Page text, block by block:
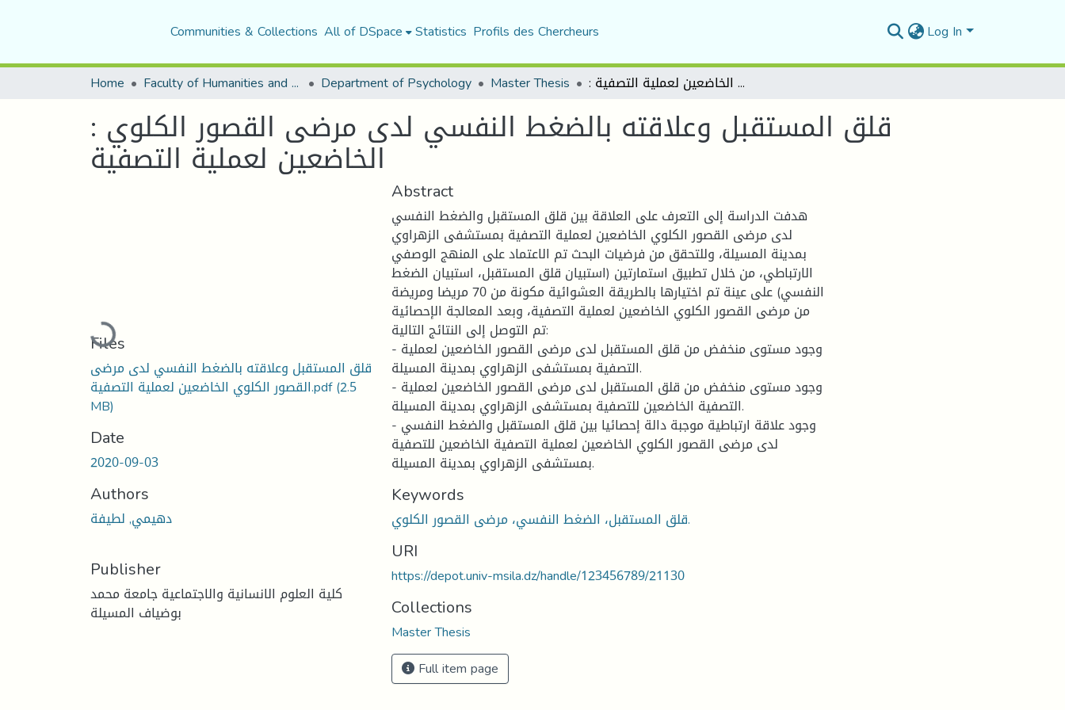
Communities & Collections All of DSpace Statistics Profils des Chercheurs Log In
Home Faculty of Humanities and Social Sciences Department of Psychology Master Thesis : قلق المستقبل وعلاقته بالضغط النفسي لدى مرضى القصور الكلوي الخاضعين لعملية التصفية
: قلق المستقبل وعلاقته بالضغط النفسي لدى مرضى القصور الكلوي
الخاضعين لعملية التصفية
Loading...
Files
قلق المستقبل وعلاقته بالضغط النفسي لدى مرضى
القصور الكلوي الخاضعين لعملية التصفية.pdf(2.5
MB)
Date
2020-09-03
Authors
دهيمي, لطيفة
Publisher
كلية العلوم الانسانية والاجتماعية جامعة محمد
بوضياف المسيلة
Abstract
هدفت الدراسة إلى التعرف على العلاقة بين قلق المستقبل والضغط النفسي
لدى مرضى القصور الكلوي الخاضعين لعملية التصفية بمستشفى الزهراوي
بمدينة المسيلة، وللتحقق من فرضيات البحث تم الاعتماد على المنهج الوصفي
الارتباطي، من خلال تطبيق استمارتين (استبيان قلق المستقبل، استبيان الضغط
النفسي) على عينة تم اختيارها بالطريقة العشوائية مكونة من 70 مريضا ومريضة
من مرضى القصور الكلوي الخاضعين لعملية التصفية، وبعد المعالجة الإحصائية
تم التوصل إلى النتائج التالية:
- وجود مستوى منخفض من قلق المستقبل لدى مرضى القصور الخاضعين لعملية
التصفية بمستشفى الزهراوي بمدينة المسيلة.
- وجود مستوى منخفض من قلق المستقبل لدى مرضى القصور الخاضعين لعملية
التصفية الخاضعين للتصفية بمستشفى الزهراوي بمدينة المسيلة.
- وجود علاقة ارتباطية موجبة دالة إحصائيا بين قلق المستقبل والضغط النفسي
لدى مرضى القصور الكلوي الخاضعين لعملية التصفية الخاضعين للتصفية
بمستشفى الزهراوي بمدينة المسيلة.
Keywords
قلق المستقبل، الضغط النفسي، مرضى القصور الكلوي.
URI
https://depot.univ-msila.dz/handle/123456789/21130
Collections
Master Thesis
Full item page